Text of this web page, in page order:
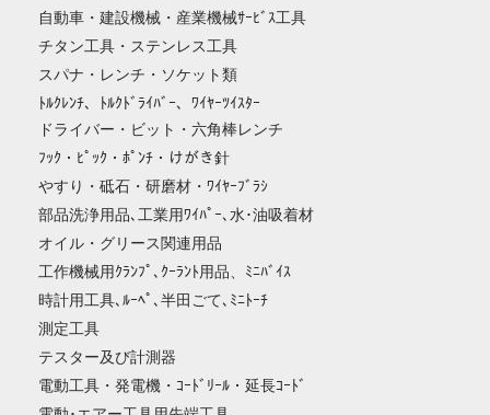
自動車・建設機械・産業機械ｻｰﾋﾞｽ工具
チタン工具・ステンレス工具
スパナ・レンチ・ソケット類
ﾄﾙｸﾚﾝﾁ、ﾄﾙｸﾄﾞﾗｲﾊﾞｰ、ﾜｲﾔｰﾂｲｽﾀｰ
ドライバー・ビット・六角棒レンチ
ﾌｯｸ・ﾋﾟｯｸ・ﾎﾟﾝﾁ・けがき針
やすり・砥石・研磨材・ﾜｲﾔｰﾌﾞﾗｼ
部品洗浄用品､工業用ﾜｲﾊﾟｰ､水･油吸着材
オイル・グリース関連用品
工作機械用ｸﾗﾝﾌﾟ､ｸｰﾗﾝﾄ用品、ﾐﾆﾊﾞｲｽ
時計用工具､ﾙｰﾍﾟ､半田ごて､ﾐﾆﾄｰﾁ
測定工具
テスター及び計測器
電動工具・発電機・ｺｰﾄﾞﾘｰﾙ・延長ｺｰﾄﾞ